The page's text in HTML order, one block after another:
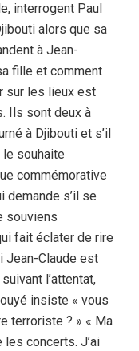
interrogent Paul
alors que sa
à Jean-
fille et comment
sur les lieux est
Ils sont deux à
à Djibouti et s’il
le souhaite
commémorative
demande s’il se
souviens
fait éclater de rire
Jean-Claude est
l’attentat,
insiste « vous
terroriste ? » « Ma
les concerts. J’ai